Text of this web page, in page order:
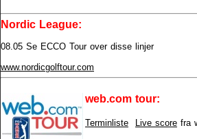
Nordic League:
08.05 Se ECCO Tour over disse linjer
www.nordicgolftour.com
web.com tour:
Terminliste Live score fra